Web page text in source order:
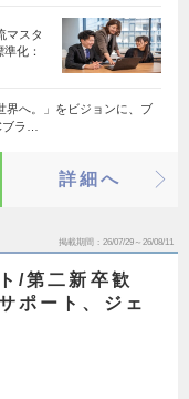
マスタ
化：
界へ。」をビジョンに、ブ
ラ…
詳細へ
掲載期間 26/07/29～26/08/11
/第二新卒歓
ポート、ジェ